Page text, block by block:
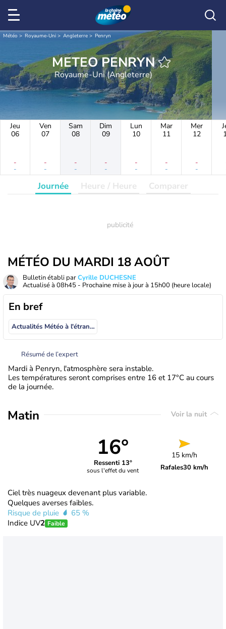
Météo Royaume-Uni Angleterre Penryn
METEO PENRYN
Royaume-Uni (Angleterre)
Jeu
06
-
-
Ven
07
-
-
Sam
08
-
-
Dim
09
-
-
Lun
10
-
-
Mar
11
-
-
Mer
12
-
-
Journée Heure / Heure Comparer
MÉTÉO DU MARDI 18 AOÛT
Bulletin établi parCyrille DUCHESNE
Actualisé à 08h45 - Prochaine mise à jour à 15h00 (heure locale)
En bref
Actualités Météo à l'étranger
Résumé de l’expert
Mardi à Penryn, l'atmosphère sera instable.
Les températures seront comprises entre 16 et 17°C au cours
de la journée.
Matin Voir la nuit
16°
Ressenti 13°
sous l'effet du vent
15 km/h
Rafales30 km/h
Ciel très nuageux devenant plus variable.
Quelques averses faibles.
Risque de pluie
65 %
Indice UV2 Faible